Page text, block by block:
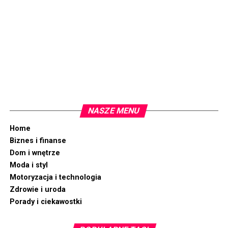
Skutecznie na plamy starcze działa również peeling
chemiczny, który w kontrolowany sposób złuszcza
naskórek. Najbardziej zalecany na tego typu dolegliwości
jest peeling na bazie kwasu migdałowego oraz
ferulowego. Zabieg jest bardzo bezpieczny i skuteczny.
Zawiera składniki aktywne, które bardzo dobrze
oddziałują na skórę. Przebarwienia dzięki temu znikają
szybko i skutecznie. W krótkim czasie po wykonaniu
zabiegu można cieszyć się z bardzo dobrych rezultatów.
NASZE MENU
Home
Biznes i finanse
Dom i wnętrze
Moda i styl
Motoryzacja i technologia
Zdrowie i uroda
Porady i ciekawostki